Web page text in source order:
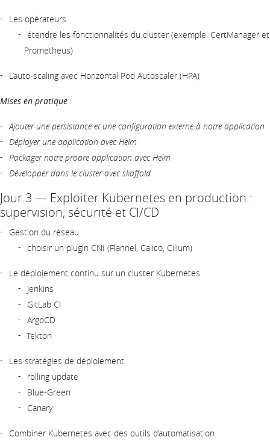
Les opérateurs
étendre les fonctionnalités du cluster (exemple: CertManager et
Prometheus)
L’auto-scaling avec Horizontal Pod Autoscaler (HPA)
Mises en pratique :
Ajouter une persistance et une configuration externe à notre application
Déployer une application avec Helm
Packager notre propre application avec Helm
Développer dans le cluster avec skaffold
Jour 3 — Exploiter Kubernetes en production :
supervision, sécurité et CI/CD
Gestion du réseau
choisir un plugin CNI (Flannel, Calico, Cilium)
Le déploiement continu sur un cluster Kubernetes
Jenkins
GitLab CI
ArgoCD
Tekton
Les stratégies de déploiement
rolling update
Blue-Green
Canary
Combiner Kubernetes avec des outils d’automatisation